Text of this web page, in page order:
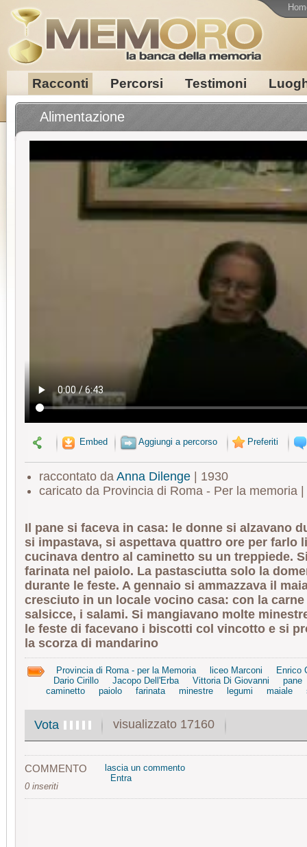
Racconti Percorsi Testimoni
Alimentazione
Embed Aggiungi a percorso Preferiti
raccontato da Anna Dilenge| 1930
caricato da Provincia di Roma - Per la memoria
Il pane si faceva in casa: le donne si alzavano
si impastava, si aspettava quattro ore per farlo
cucinava dentro al caminetto su un treppiede.
farinata nel paiolo. La pastasciutta solo la
durante le feste. A gennaio si ammazzava il
cresciuto in un locale vocino casa: con la
salsicce, i salami. Si mangiavano molte
le feste di facevano i biscotti col vincotto e si
la scorza di mandarino
Provincia di Roma - per la Memoria liceo Marconi
Enrico
Dario Cirillo
Jacopo Dell'Erba Vittoria Di Giovanni
pane
caminetto
paiolo farinata minestre legumi maiale
Vota visualizzato 17160
COMMENTO
0 inseriti
lascia un commento
Entra